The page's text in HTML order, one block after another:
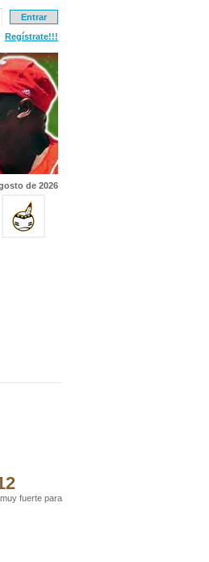
Regístrate!!!
de 2026
fuerte para